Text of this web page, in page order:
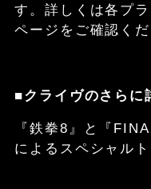
す。詳しくは各プ
ページをご確認くだ
■クライヴのさらに
『鉄拳8』と『
によるスペシャル